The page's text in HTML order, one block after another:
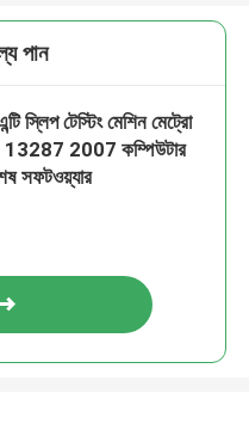
পান
স্লিপ টেস্টিং মেশিন মেট্রো
13287 2007 কম্পিউটার
সফটওয়্যার